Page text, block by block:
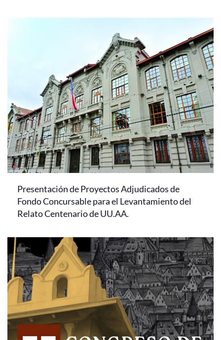
Presentación de Proyectos Adjudicados de
Fondo Concursable para el Levantamiento del
Relato Centenario de UU.AA.